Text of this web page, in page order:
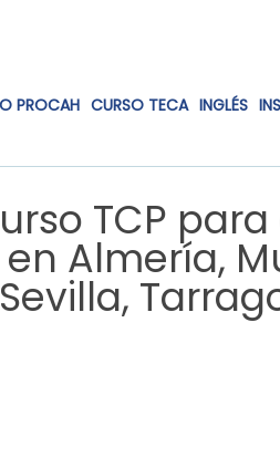
PROCAH CURSO TECA INGLÉS
TCP para
Almería,